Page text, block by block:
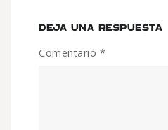
DEJA UNA RESPUESTA
Comentario *